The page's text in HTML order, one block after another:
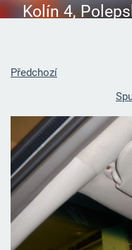
Kolín 4,
Předchozí